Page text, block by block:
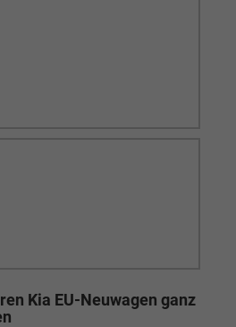
Kia EU-Neuwagen ganz